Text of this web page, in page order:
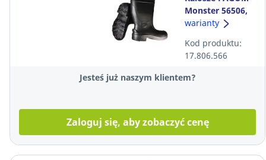
Monster 56506,
TRC SBP CI SRC,
warianty
Kod produktu:
17.806.566
Jesteś już naszym klientem?
Zaloguj się, aby zobaczyć cenę